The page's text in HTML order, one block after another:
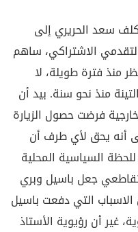
سعد الحريري إلى
الاشتراكي، ساهم
منذ فترة طويلة، لا
منذ نحو سنة. بيد أن
فرضت حصول الزيارة
أنه يحق لأي طرف أن
السياسية المحلية
جعل باسيل وبري
الاسباب التي دفعت باسيل
غير أن رؤيوية الأستاذ